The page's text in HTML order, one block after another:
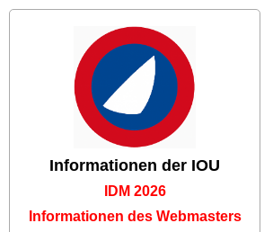
Informationen der IOU
IDM 2026
Informationen des Webmasters